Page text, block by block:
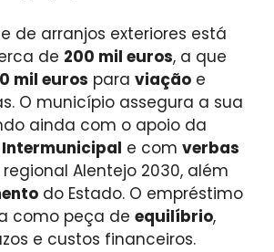
de arranjos exteriores está
de 200 mil euros, a que
mil euros para viação e
O município assegura a sua
ainda com o apoio da
e com verbas
Alentejo 2030, além
do Estado. O empréstimo
como peça de equilíbrio,
e custos financeiros.